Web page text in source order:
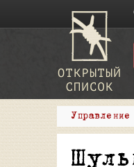
Управление